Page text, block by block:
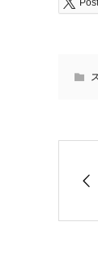
Post